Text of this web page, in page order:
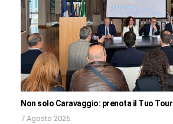
Non solo Caravaggio: prenota il Tuo Tour
7 Agosto 2026